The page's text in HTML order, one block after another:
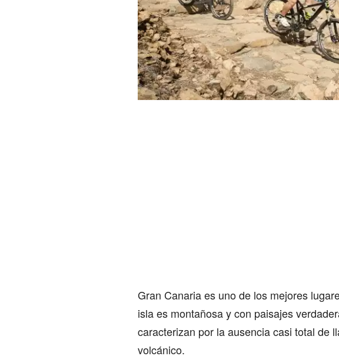
Gran Canaria es uno de los mejores
isla es montañosa y con paisajes
caracterizan por la ausencia casi total de
volcánico.